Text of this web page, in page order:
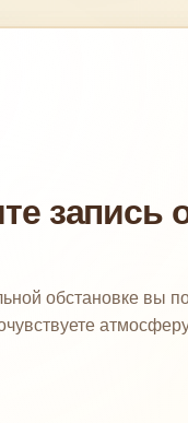
запись
обстановке вы